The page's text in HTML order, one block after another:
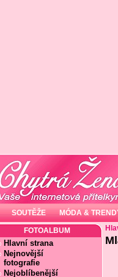
SOUTĚŽE MÓDA &
FOTOALBUM
Hlavní strana
Nejnovější
fotografie
Nejoblíbenější